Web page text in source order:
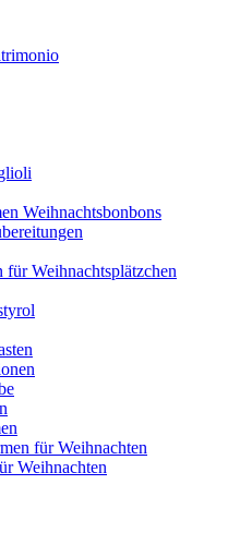
Weihnachtsbonbons
für Weihnachtsplätzchen
für Weihnachten
Weihnachten